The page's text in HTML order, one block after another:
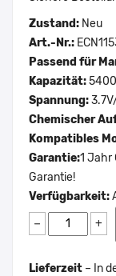
Zustand: Neu
Art.-Nr.:
Passend für
Kapazität:
Spannung:
Chemischer
Kompatibles
Garantie:1 Jahr
Garantie!
Verfügbarkeit:
− +
Lieferzeit – In